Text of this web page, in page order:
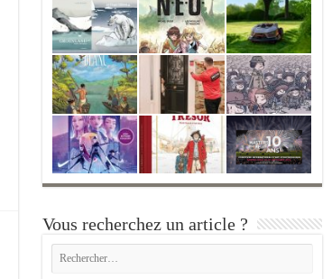
Vous recherchez un article ?